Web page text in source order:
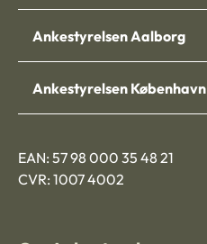
Ankestyrelsen Aalborg
Ankestyrelsen København
EAN: 57 98 000 35 48 21
CVR: 1007 4002